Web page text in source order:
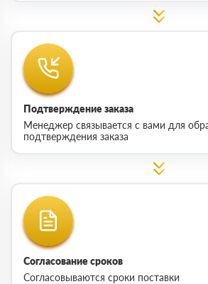
Подтверждение заказа
Менеджер связывается с вами для
подтверждения заказа
Согласование сроков
Согласовываются сроки поставки